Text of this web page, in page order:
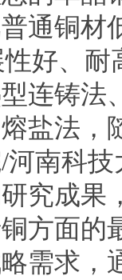
通铜材
性好、
连铸法
盐法，
南科
究成果
方面的
需求，